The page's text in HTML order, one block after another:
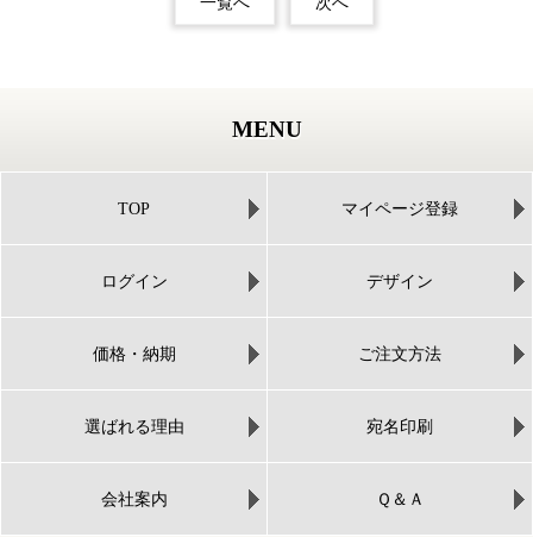
MENU
TOP マイページ登録
ログイン デザイン
価格・納期 ご注文方法
選ばれる理由 宛名印刷
会社案内 Ｑ＆Ａ